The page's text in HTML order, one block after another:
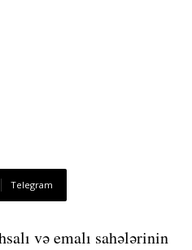
Telegram
və emalı sahələrinin